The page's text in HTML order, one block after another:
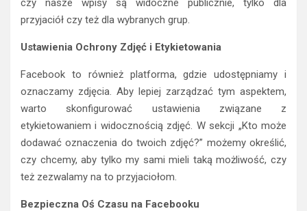
czy nasze wpisy są widoczne publicznie, tylko dla
przyjaciół czy też dla wybranych grup.
Ustawienia Ochrony Zdjęć i Etykietowania
Facebook to również platforma, gdzie udostępniamy i
oznaczamy zdjęcia. Aby lepiej zarządzać tym aspektem,
warto skonfigurować ustawienia związane z
etykietowaniem i widocznością zdjęć. W sekcji „Kto może
dodawać oznaczenia do twoich zdjęć?” możemy określić,
czy chcemy, aby tylko my sami mieli taką możliwość, czy
też zezwalamy na to przyjaciołom.
Bezpieczna Oś Czasu na Facebooku